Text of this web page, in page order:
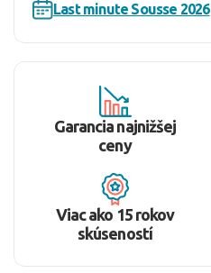
Last minute Sousse 2026
Garancia najnižšej
ceny
Viac ako 15 rokov
skúseností